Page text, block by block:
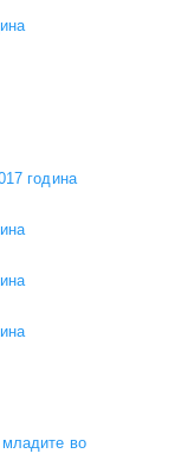
година
во